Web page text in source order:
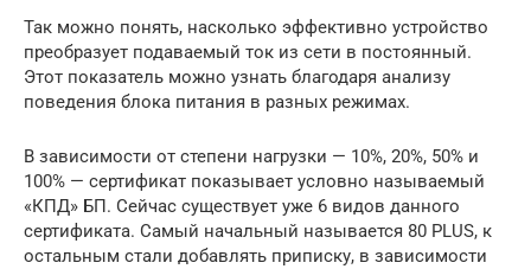
Так можно понять, насколько эффективно устройство
преобразует подаваемый ток из сети в постоянный.
Этот показатель можно узнать благодаря анализу
поведения блока питания в разных режимах.
В зависимости от степени нагрузки — 10%, 20%, 50% и
100% — сертификат показывает условно называемый
«КПД» БП. Сейчас существует уже 6 видов данного
сертификата. Самый начальный называется 80 PLUS, к
остальным стали добавлять приписку, в зависимости